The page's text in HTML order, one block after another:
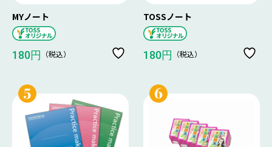
MYノート
180円 （税込）
TOSSノート
180円 （税込）